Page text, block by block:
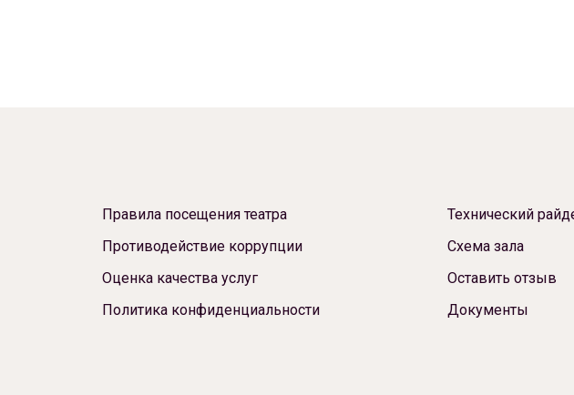
Правила посещения театра
Противодействие коррупции
Оценка качества услуг
Политика конфиденциальности
Технический
Схема зала
Оставить отзыв
Документы